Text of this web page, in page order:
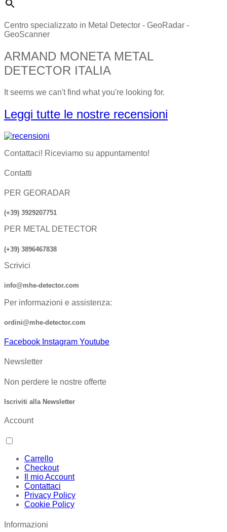
Centro specializzato in Metal Detector - GeoRadar -
GeoScanner
ARMAND MONETA METAL
DETECTOR ITALIA
It seems we can't find what you're looking for.
Leggi tutte le nostre recensioni
Contattaci! Riceviamo su appuntamento!
Contatti
PER GEORADAR
(+39) 3929207751
PER METAL DETECTOR
(+39) 3896467838
Scrivici
info@mhe-detector.com
Per informazioni e assistenza:
ordini@mhe-detector.com
Facebook Instagram Youtube
Newsletter
Non perdere le nostre offerte
Iscriviti alla Newsletter
Account
Carrello
Checkout
Il mio Account
Contattaci
Privacy Policy
Cookie Policy
Informazioni